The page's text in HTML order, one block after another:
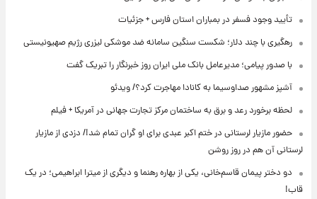
تأیید وجود فسفر در بمباران استان فارس + جزئیات
رهگیری با چند دلار؛ شکست سنگین سامانه ضد موشکی لیزری رژیم صهیونیستی
با صدور پیامی؛ مدیرعامل بانک ملی ایران روز خبرنگار را تبریک گفت
آشپز مشهور صداوسیما به کانادا مهاجرت کرد؟/ ویدئو
لحظه برخورد رعد و برق به ساختمان مرکز تجارت جهانی در آمریکا + فیلم
حضور مازیار لرستانی در ختم اکبر عبدی برای او گران تمام شد!/ دزدی از مازیار
لرستانی آن هم در روز روشن
دو دختر پیمان قاسم‌خانی، یکی از بهاره رهنما و دیگری از میترا ابراهیمی؛ در یک
قاب!